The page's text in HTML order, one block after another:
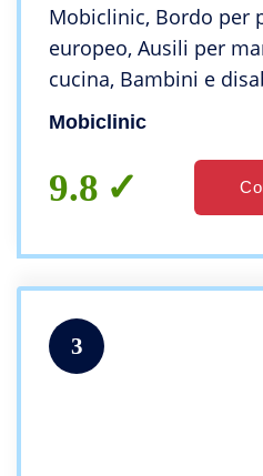
Mobiclinic, Bordo per
europeo, Ausili per
cucina, Bambini e
cm, colore Bianco,
Mobiclinic
9.8
3